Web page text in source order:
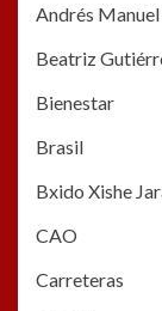
Andrés
Beatriz
Bienestar
Brasil
Bxido Xishe
CAO
Carreteras